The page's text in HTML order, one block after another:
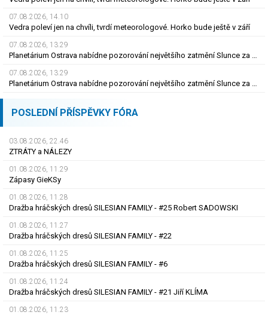
07.08.2026, 14.10
Vedra poleví jen na chvíli, tvrdí meteorologové. Horko bude ještě v září
07.08.2026, 13.29
Planetárium Ostrava nabídne pozorování největšího zatmění Slunce za mnoho let
07.08.2026, 13.29
Planetárium Ostrava nabídne pozorování největšího zatmění Slunce za mnoho let
POSLEDNÍ PŘÍSPĚVKY FÓRA
03.08.2026, 22.46
ZTRÁTY a NÁLEZY
01.08.2026, 11.29
Zápasy GieKSy
01.08.2026, 11.28
Dražba hráčských dresů SILESIAN FAMILY - #25 Robert SADOWSKI
01.08.2026, 11.27
Dražba hráčských dresů SILESIAN FAMILY - #22
01.08.2026, 11.25
Dražba hráčských dresů SILESIAN FAMILY - #6
01.08.2026, 11.24
Dražba hráčských dresů SILESIAN FAMILY - #21 Jiří KLÍMA
01.08.2026, 11.23